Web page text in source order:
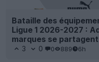
Bataille des
Ligue 1 2026-2027 :
marques se partagent
3 0 0 889 6h